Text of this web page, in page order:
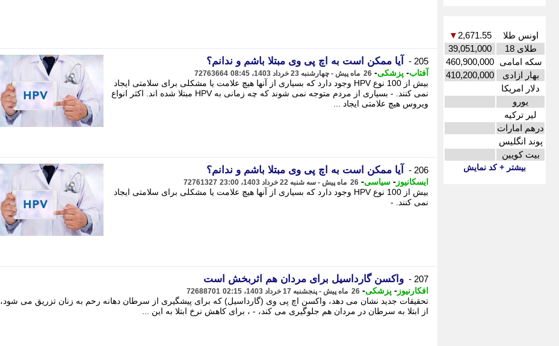
اونس طلا 2,671.55
▼
طلای 18
39,051,000
سکه امامی 460,900,000
بهار ازادی
410,200,000
دلار امریکا
یورو
لیر ترکیه
درهم امارات
پوند انگلیس
بیت کویین
بیشتر + کد نمایش
205 - آیا ممکن است به اچ پی وی مبتلا باشم و ندانم؟
آفتاب- پزشکی- 26 ماه پیش - چهارشنبه 23 خرداد 1403، 08:45 72763664
بیش از 100 نوع HPV وجود دارد که بسیاری از آنها هیچ علامت یا مشکلی برای سلامتی ایجاد
نمی کنند. - بسیاری از مردم متوجه نمی شوند که چه زمانی به HPV مبتلا شده اند. اکثر انواع
ویروس هیچ علامتی ایجاد ...
206 - آیا ممکن است به اچ پی وی مبتلا باشم و ندانم؟
ایسکانیوز - سیاسی- 26 ماه پیش - سه شنبه 22 خرداد 1403، 23:00 72761327
بیش از 100 نوع HPV وجود دارد که بسیاری از آنها هیچ علامت یا مشکلی برای سلامتی ایجاد
نمی کنند. -
207 - واکسن گارداسیل برای مردان هم اثربخش است
افکارنیوز - پزشکی- 26 ماه پیش - پنجشنبه 17 خرداد 1403، 02:15 72688701
تحقیقات جدید نشان می دهد، واکسن اچ پی وی (گارداسیل) که برای پیشگیری از سرطان دهانه رحم به زنان تزریق می شود،
از ابتلا به سرطان در مردان هم جلوگیری می کند، - ، برای کاهش نرخ ابتلا به این ...